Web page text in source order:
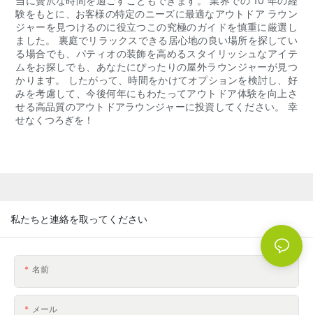
験をもとに、お客様の特定のニーズに最適なアウトドア ラウン
ジャーを見つけるのに役立つこの究極のガイドを慎重に厳選し
ました。 裏庭でリラックスできる居心地の良い場所を探してい
る場合でも、パティオの装飾を高めるスタイリッシュなアイテ
ムをお探しでも、あなたにぴったりの屋外ラウンジャーが見つ
かります。 したがって、時間をかけてオプションを検討し、好
みを考慮して、今後何年にもわたってアウトドア体験を向上さ
せる高品質のアウトドアラウンジャーに投資してください。 幸
せなくつろぎを！
私たちと連絡を取ってください
名前
メール